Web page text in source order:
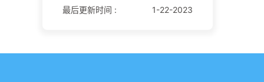
最后更新时间 :
1-22-2023